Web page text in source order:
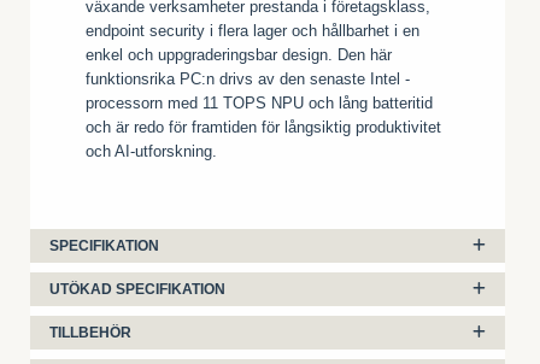
växande verksamheter prestanda i företagsklass,
endpoint security i flera lager och hållbarhet i en
enkel och uppgraderingsbar design. Den här
funktionsrika PC:n drivs av den senaste Intel -
processorn med 11 TOPS NPU och lång batteritid
och är redo för framtiden för långsiktig produktivitet
och AI-utforskning.
SPECIFIKATION
UTÖKAD SPECIFIKATION
TILLBEHÖR